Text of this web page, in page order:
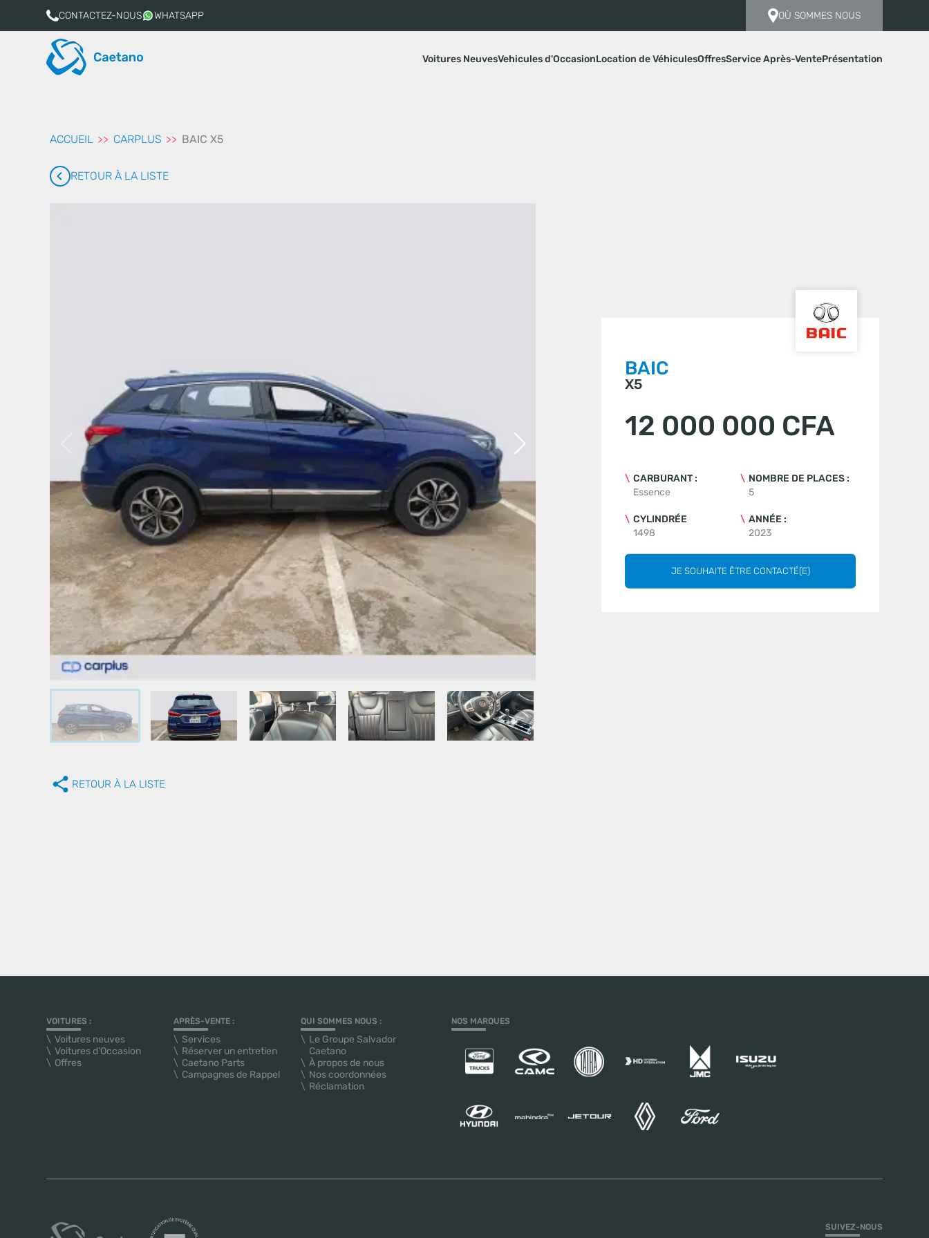
CONTACTEZ-NOUS WHATSAPP OÙ SOMMES NOUS
Voitures NeuvesVehicules d'OccasionLocation de VéhiculesOffresService Après-VentePrésentation
ACCUEIL CARPLUS BAIC X5
RETOUR À LA LISTE
BAIC
X5
12 000 000 CFA
CARBURANT :
NOMBRE DE PLACES :
Essence
5
CYLINDRÉE
ANNÉE :
1498
2023
JE SOUHAITE ÊTRE CONTACTÉ(E)
RETOUR À LA LISTE
VOITURES :
Voitures neuves
Voitures d’Occasion
Offres
APRÈS-VENTE :
Services
Réserver un entretien
Caetano Parts
Campagnes de Rappel
QUI SOMMES NOUS :
Le Groupe Salvador
Caetano
À propos de nous
Nos coordonnées
Réclamation
NOS MARQUES
SUIVEZ-NOUS